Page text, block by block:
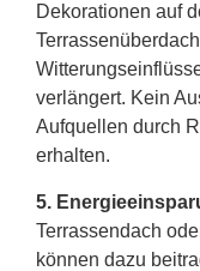
Dekorationen auf
verlängert. Kein
Aufquellen durch
erhalten.
5.
Terrassendach
können dazu